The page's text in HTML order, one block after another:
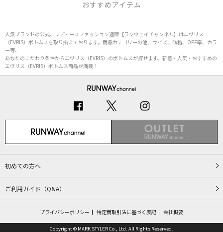
おすすめアイテム
人気ブランドの公式、レディースファッション通販【ランウェイチャンネル】はエヴリス
（EVRIS）ボトムスを取り揃えております。商品カテゴリーの他、サイズ、価格、OFF率、カラ
ー等、
あなたのこだわり条件からエヴリス（EVRIS）のボトムスが探せます。新着・人気・おすすめの
エヴリス（EVRIS）ボトムス商品が満載！
初めての方へ
ご利用ガイド（Q&A）
プライバシーポリシー 特定商取引法に基づく表記 会社概要
Copyright © MARK STYLER Co., Ltd. All Rights Reserved.